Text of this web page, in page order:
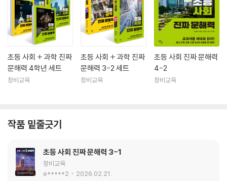
초등 사회 + 과학 진짜
문해력 4학년 세트
창비교육
초등 사회 + 과학 진짜
문해력 3-2 세트
창비교육
초등 사회 진짜 문해력
4-2
창비교육
작품 밑줄긋기
초등 사회 진짜 문해력 3-1
창비교육
e*****2
2026.02.21.